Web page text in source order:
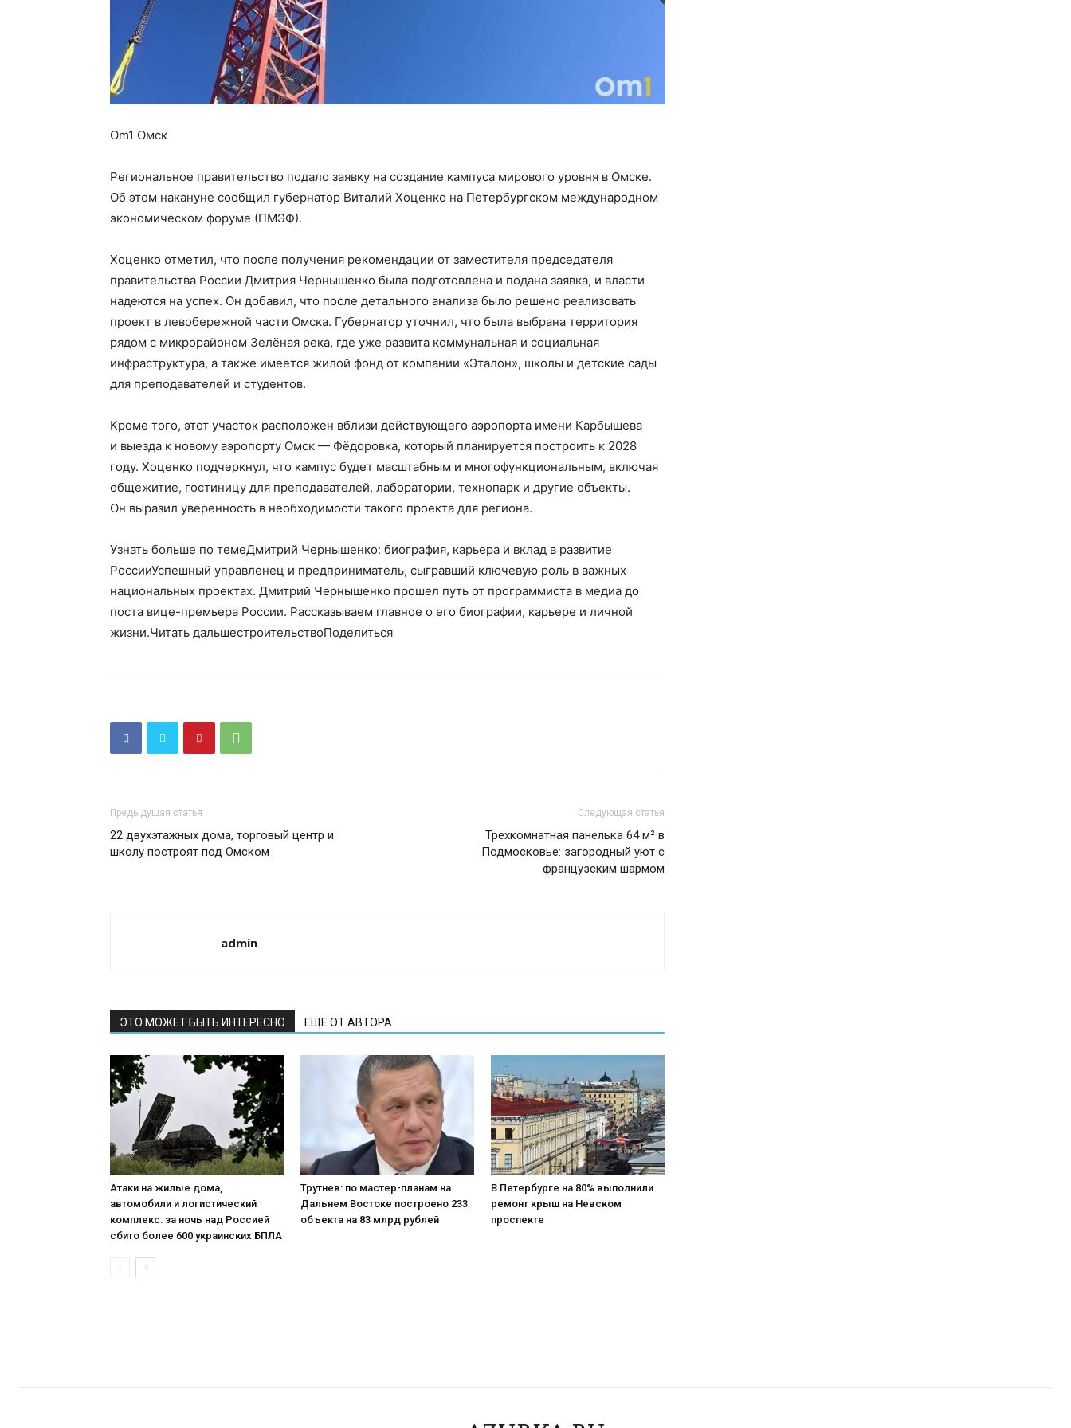
Om1 Омск
Региональное правительство подало заявку на создание кампуса мирового уровня в Омске.
Об этом накануне сообщил губернатор Виталий Хоценко на Петербургском международном
экономическом форуме (ПМЭФ).
Хоценко отметил, что после получения рекомендации от заместителя председателя
правительства России Дмитрия Чернышенко была подготовлена и подана заявка, и власти
надеются на успех. Он добавил, что после детального анализа было решено реализовать
проект в левобережной части Омска. Губернатор уточнил, что была выбрана территория
рядом с микрорайоном Зелёная река, где уже развита коммунальная и социальная
инфраструктура, а также имеется жилой фонд от компании «Эталон», школы и детские сады
для преподавателей и студентов.
Кроме того, этот участок расположен вблизи действующего аэропорта имени Карбышева
и выезда к новому аэропорту Омск — Фёдоровка, который планируется построить к 2028
году. Хоценко подчеркнул, что кампус будет масштабным и многофункциональным, включая
общежитие, гостиницу для преподавателей, лаборатории, технопарк и другие объекты.
Он выразил уверенность в необходимости такого проекта для региона.
Узнать больше по темеДмитрий Чернышенко: биография, карьера и вклад в развитие
РоссииУспешный управленец и предприниматель, сыгравший ключевую роль в важных
национальных проектах. Дмитрий Чернышенко прошел путь от программиста в медиа до
поста вице-премьера России. Рассказываем главное о его биографии, карьере и личной
жизни.Читать дальшестроительствоПоделиться
Предыдущая статья
22 двухэтажных дома, торговый центр и
школу построят под Омском
Следующая статья
Трехкомнатная панелька 64 м² в
Подмосковье: загородный уют с
французским шармом
admin
ЭТО МОЖЕТ БЫТЬ ИНТЕРЕСНО ЕЩЕ ОТ АВТОРА
Атаки на жилые дома,
автомобили и логистический
комплекс: за ночь над Россией
сбито более 600 украинских БПЛА
Трутнев: по мастер-планам на
Дальнем Востоке построено 233
объекта на 83 млрд рублей
В Петербурге на 80% выполнили
ремонт крыш на Невском
проспекте